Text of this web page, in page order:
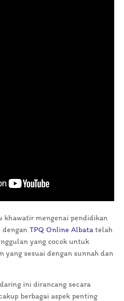
khawatir mengenai pendidikan
dengan TPQ Online Albata telah
yang cocok untuk
yang sesuai dengan sunnah dan
ini dirancang secara
berbagai aspek penting